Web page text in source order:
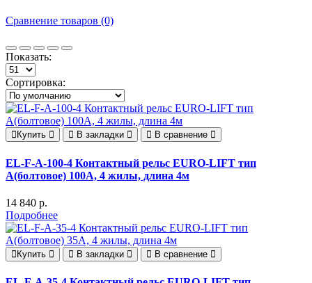
Сравнение товаров (0)
Показать:
Сортировка:
Купить В закладки В сравнение
EL-F-A-100-4 Контактный рельс EURO-LIFT тип
А(болтовое) 100А, 4 жилы, длина 4м
14 840 р.
Подробнее
Купить В закладки В сравнение